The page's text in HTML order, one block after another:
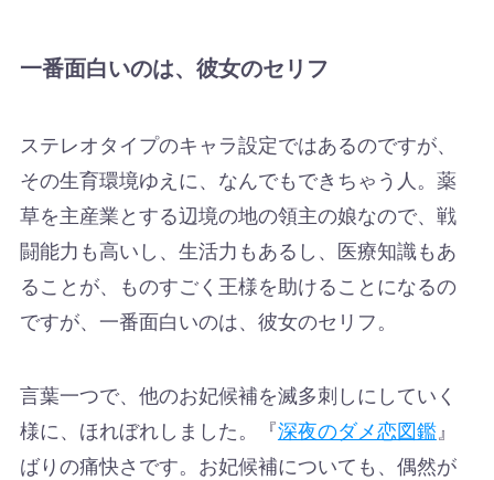
一番面白いのは、彼女のセリフ
ステレオタイプのキャラ設定ではあるのですが、
その生育環境ゆえに、なんでもできちゃう人。薬
草を主産業とする辺境の地の領主の娘なので、戦
闘能力も高いし、生活力もあるし、医療知識もあ
ることが、ものすごく王様を助けることになるの
ですが、一番面白いのは、彼女のセリフ。
言葉一つで、他のお妃候補を滅多刺しにしていく
様に、ほれぼれしました。『深夜のダメ恋図鑑』
ばりの痛快さです。お妃候補についても、偶然が